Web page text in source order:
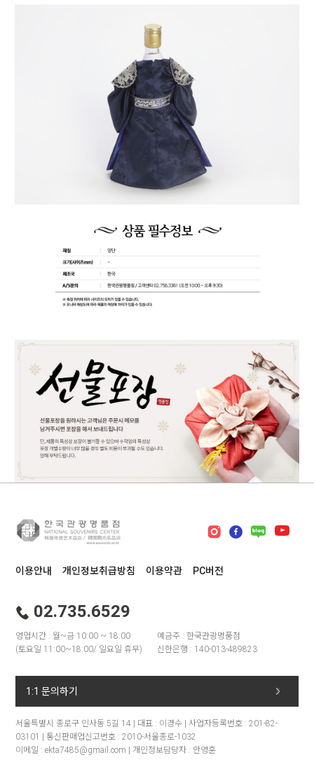
이용안내 개인정보취급방침 이용약관 PC버전
02.735.6529
영업시간 : 월~금 10:00 ~ 18:00
(토요일 11:00~18:00/ 일요일 휴무)
예금주 : 한국관광명품점
신한은행 : 140-013-489823
1:1 문의하기
서울특별시 종로구 인사동 5길 14 | 대표 : 이경수 | 사업자등록번호 : 201-82-
03101 | 통신판매업신고번호 : 2010-서울종로-1032
이메일 : ekta7485@gmail.com | 개인정보담당자 : 안영훈